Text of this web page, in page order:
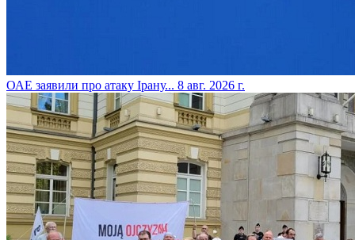
​ОАЕ заявили про атаку Ірану... 8 авг. 2026 г.